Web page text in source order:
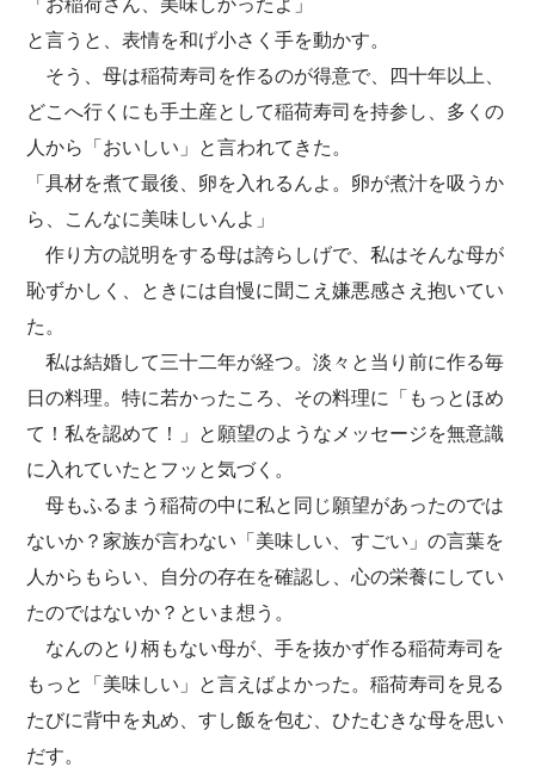
と言うと、表情を和げ小さく手を動かす。
そう、母は稲荷寿司を作るのが得意で、四十年以上、
どこへ行くにも手土産として稲荷寿司を持参し、多くの
人から「おいしい」と言われてきた。
「具材を煮て最後、卵を入れるんよ。卵が煮汁を吸うか
ら、こんなに美味しいんよ」
作り方の説明をする母は誇らしげで、私はそんな母が
恥ずかしく、ときには自慢に聞こえ嫌悪感さえ抱いてい
た。
私は結婚して三十二年が経つ。淡々と当り前に作る毎
日の料理。特に若かったころ、その料理に「もっとほめ
て！私を認めて！」と願望のようなメッセージを無意識
に入れていたとフッと気づく。
母もふるまう稲荷の中に私と同じ願望があったのでは
ないか？家族が言わない「美味しい、すごい」の言葉を
人からもらい、自分の存在を確認し、心の栄養にしてい
たのではないか？といま想う。
なんのとり柄もない母が、手を抜かず作る稲荷寿司を
もっと「美味しい」と言えばよかった。稲荷寿司を見る
たびに背中を丸め、すし飯を包む、ひたむきな母を思い
だす。